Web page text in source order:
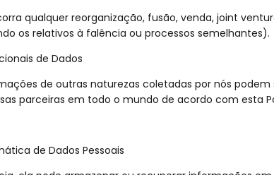
qualquer reorganização, fusão, venda, joint
os relativos à falência ou processos semelhantes).
de Dados
de outras naturezas coletadas por nós
parceiras em todo o mundo de acordo com esta
de Dados Pessoais